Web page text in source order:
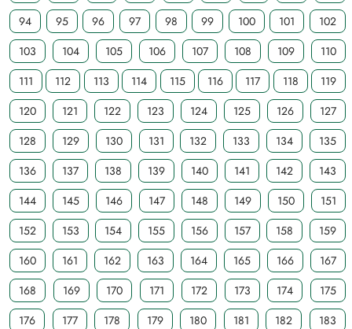
94
95 96 97 98 99 100 101
102
103
104 105 106 107 108 109
110
111
112 113 114 115 116 117 118
119
120
121 122 123 124 125 126
127
128
129 130 131 132 133 134
135
136
137 138 139 140 141 142
143
144
145 146 147 148 149 150
151
152
153 154 155 156 157 158
159
160
161 162 163 164 165 166
167
168
169 170 171 172 173 174
175
176
177 178 179 180 181 182
183